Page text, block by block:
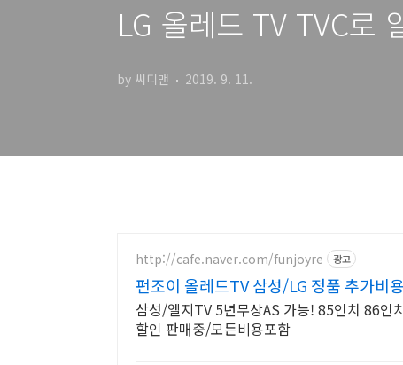
LG 올레드 TV TVC로
by 씨디맨 2019. 9. 11.
http://cafe.naver.com/funjoyre 광고
펀조이 올레드TV 삼성/LG 정품 추가비
삼성/엘지TV 5년무상AS 가능! 85인치 86인
할인 판매중/모든비용포함